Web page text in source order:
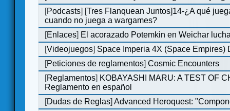
[Podcasts] [Tres Flanquean Juntos]14-¿A qué
cuando no juega a wargames?
[Enlaces] El acorazado Potemkin en Weichar
[Videojuegos] Space Imperia 4X (Space Empires)
[Peticiones de reglamentos]Cosmic Encounters
[Reglamentos] KOBAYASHI MARU: A TEST OF
Reglamento en español
[Dudas de Reglas]Advanced Heroquest: